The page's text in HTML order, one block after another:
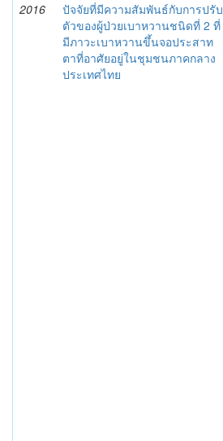
2016
ปัจจัยที่มีความสัมพันธ์กับการปรับ
ตัวของผู้ป่วยเบาหวานชนิดที่ 2 ที่
มีภาวะเบาหวานขึ้นจอประสาท
ตาที่อาศัยอยู่ในชุมชนภาคกลาง
ประเทศไทย